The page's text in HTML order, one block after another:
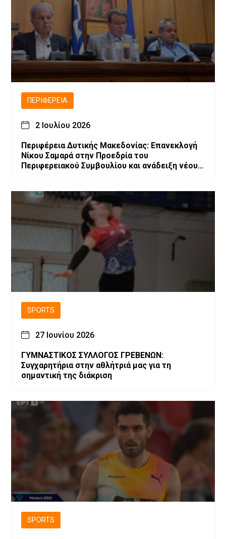
ΠΕΡΙΦΈΡΕΙΑ
2 Ιουλίου 2026
Περιφέρεια Δυτικής Μακεδονίας: Επανεκλογή
Νίκου Σαμαρά στην Προεδρία του
Περιφερειακού Συμβουλίου και ανάδειξη νέου
SPORTS
27 Ιουνίου 2026
ΓΥΜΝΑΣΤΙΚΟΣ ΣΥΛΛΟΓΟΣ ΓΡΕΒΕΝΩΝ:
Συγχαρητήρια στην αθλήτριά μας για τη
σημαντική της διάκριση
SPORTS